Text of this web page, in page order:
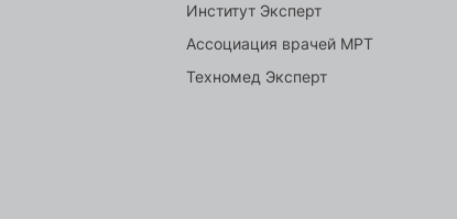
Институт Эксперт
Ассоциация врачей МРТ
Техномед Эксперт